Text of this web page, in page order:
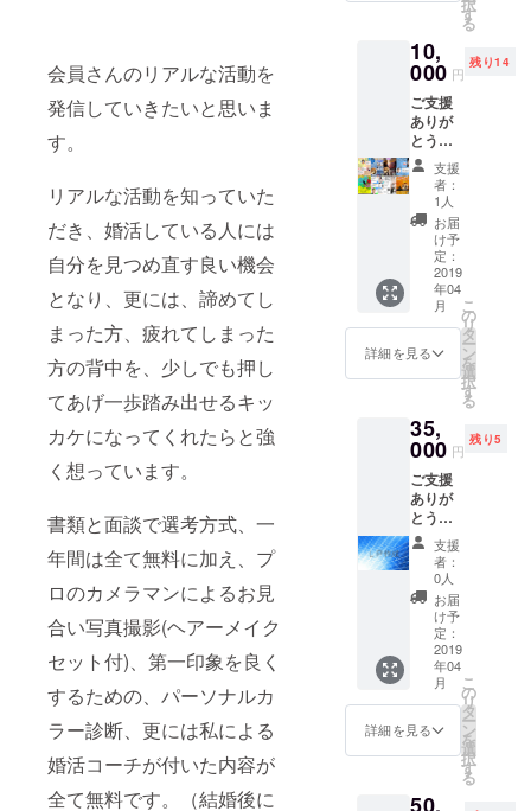
会員さんのリアルな活動を
発信していきたいと思いま
す。
リアルな活動を知っていた
だき、婚活している人には
自分を見つめ直す良い機会
となり、更には、諦めてし
まった方、疲れてしまった
方の背中を、少しでも押し
てあげ一歩踏み出せるキッ
カケになってくれたらと強
く想っています。
書類と面談で選考方式、一
年間は全て無料に加え、プ
ロのカメラマンによるお見
合い写真撮影(ヘアーメイク
セット付)、第一印象を良く
するための、パーソナルカ
ラー診断、更には私による
婚活コーチが付いた内容が
全て無料です。（結婚後に
可能 ■
みお写
真可能
■データ
（PNG
）＋印
刷物100
枚送料
無料で
お渡し
致しま
す。 ※
私は名
刺を自
分で作
成して
いま
す。プ
周りの
方に頼
まれて
作成す
ること
もあり
ます。
感謝の
気持ち
を込め
て良い
ものを
作成致
します
ので、
ご理解
の程宜
す。 今
す
る
10,
000 円
残り14
ご支援
ありが
とうご
ざいま
す。 イ
ベント
されて
いた
り、お
店の宣
伝用の
フライ
ヤーが
欲しい
方１枚
作成致
す。私
は型に
はまっ
た物を
作るの
は嫌い
なの
で、
ジャン
ル問わ
ず思っ
ていた
物が出
来るか
もしれ
ませ
ん。 ■
ザイン
支援
者：
1人
お届
け予
定：
2019
年04
月
詳細を見る
こ
の
リ
タ
ー
ン
を
選
択
す
る
35,
000 円
残り5
ご支援
ありが
とうご
ざいま
す。 イ
ベント
されて
いた
り、お
店の宣
伝にＬ
Ｐ（ラ
ンディ
ング
ペー
ジ）を
い方、
支援
者：
0人
お届
け予
定：
2019
年04
月
詳細を見る
こ
の
リ
タ
ー
ン
を
選
択
す
る
50,